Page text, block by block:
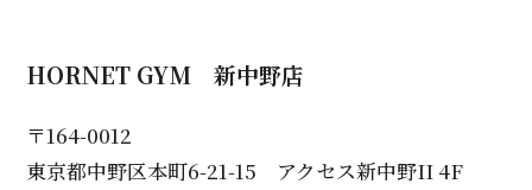
HORNET GYM 新中野店
〒164-0012
東京都中野区本町6-21-15 アクセス新中野II 4F